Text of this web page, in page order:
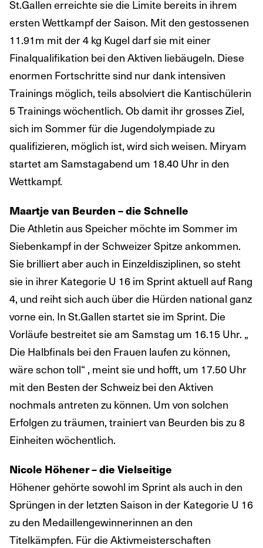
St.Gallen erreichte sie die Limite bereits in ihrem
ersten Wettkampf der Saison. Mit den gestossenen
11.91m mit der 4 kg Kugel darf sie mit einer
Finalqualifikation bei den Aktiven liebäugeln. Diese
enormen Fortschritte sind nur dank intensiven
Trainings möglich, teils absolviert die Kantischülerin
5 Trainings wöchentlich. Ob damit ihr grosses Ziel,
sich im Sommer für die Jugendolympiade zu
qualifizieren, möglich ist, wird sich weisen. Miryam
startet am Samstagabend um 18.40 Uhr in den
Wettkampf.
Maartje van Beurden – die Schnelle
Die Athletin aus Speicher möchte im Sommer im
Siebenkampf in der Schweizer Spitze ankommen.
Sie brilliert aber auch in Einzeldisziplinen, so steht
sie in ihrer Kategorie U 16 im Sprint aktuell auf Rang
4, und reiht sich auch über die Hürden national ganz
vorne ein. In St.Gallen startet sie im Sprint. Die
Vorläufe bestreitet sie am Samstag um 16.15 Uhr. „
Die Halbfinals bei den Frauen laufen zu können,
wäre schon toll“ , meint sie und hofft, um 17.50 Uhr
mit den Besten der Schweiz bei den Aktiven
nochmals antreten zu können. Um von solchen
Erfolgen zu träumen, trainiert van Beurden bis zu 8
Einheiten wöchentlich.
Nicole Höhener – die Vielseitige
Höhener gehörte sowohl im Sprint als auch in den
Sprüngen in der letzten Saison in der Kategorie U 16
zu den Medaillengewinnerinnen an den
Titelkämpfen. Für die Aktivmeisterschaften